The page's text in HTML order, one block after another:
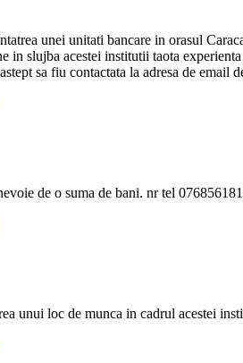
unei unitati bancare in orasul
in slujba acestei institutii taota
sa fiu contactata la adresa de email
de o suma de bani. nr tel
unui loc de munca in cadrul acestei